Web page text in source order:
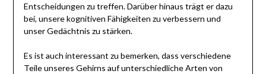
Entscheidungen zu treffen. Darüber hinaus trägt er dazu
bei, unsere kognitiven Fähigkeiten zu verbessern und
unser Gedächtnis zu stärken.
Es ist auch interessant zu bemerken, dass verschiedene
Teile unseres Gehirns auf unterschiedliche Arten von